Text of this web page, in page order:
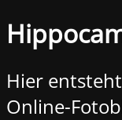
Hier
Online-